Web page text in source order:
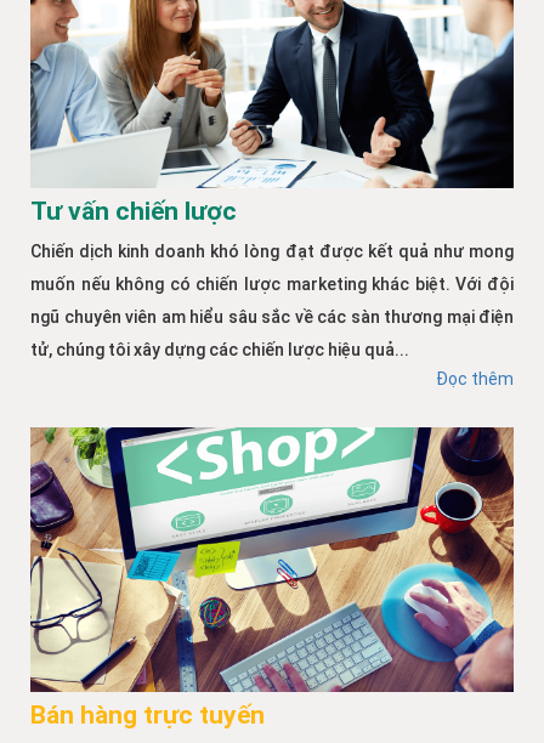
Tư vấn chiến lược
Chiến dịch kinh doanh khó lòng đạt được kết quả như mong
muốn nếu không có chiến lược marketing khác biệt. Với đội
ngũ chuyên viên am hiểu sâu sắc về các sàn thương mại điện
tử, chúng tôi xây dựng các chiến lược hiệu quả...
Đọc thêm
Bán hàng trực tuyến